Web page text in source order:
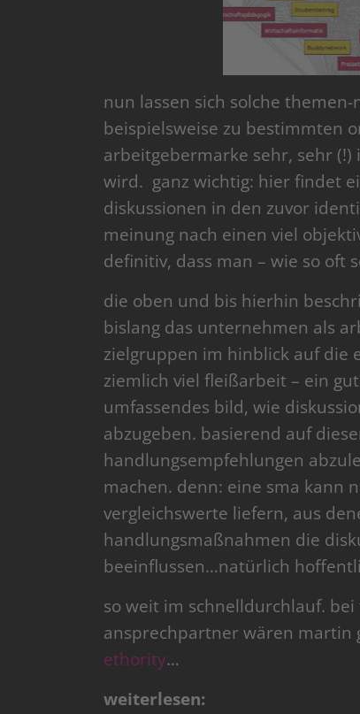
nun lassen sich solche
beispielsweise zu bestimmten
arbeitgebermarke sehr, sehr
wird. ganz wichtig: hier findet
diskussionen in den zuvor
meinung nach einen viel
definitiv, dass man – wie so oft
die oben und bis hierhin
bislang das unternehmen als
zielgruppen im hinblick auf die
ziemlich viel fleißarbeit – ein
umfassendes bild, wie
abzugeben. basierend auf
handlungsempfehlungen
machen. denn: eine sma kann
vergleichswerte liefern, aus
handlungsmaßnahmen die
beeinflussen…natürlich
so weit im schnelldurchlauf.
ansprechpartner wären martin
ethority…
weiterlesen: